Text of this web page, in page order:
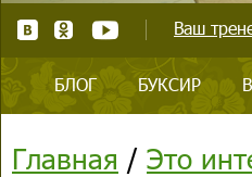
Ваш
БЛОГ БУКСИР
Главная / Это